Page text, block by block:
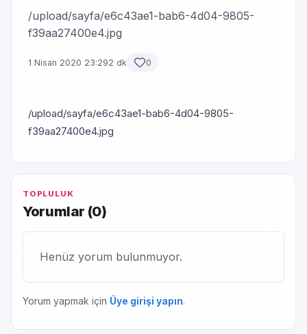
/upload/sayfa/e6c43ae1-bab6-4d04-9805-
f39aa27400e4.jpg
1 Nisan 2020 23:292 dk 0
/upload/sayfa/e6c43ae1-bab6-4d04-9805-
f39aa27400e4.jpg
TOPLULUK
Yorumlar (0)
Henüz yorum bulunmuyor.
Yorum yapmak için Üye girişi yapın.